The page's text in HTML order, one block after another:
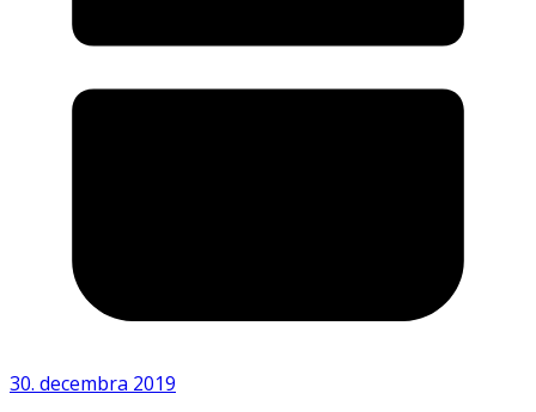
30. decembra 2019